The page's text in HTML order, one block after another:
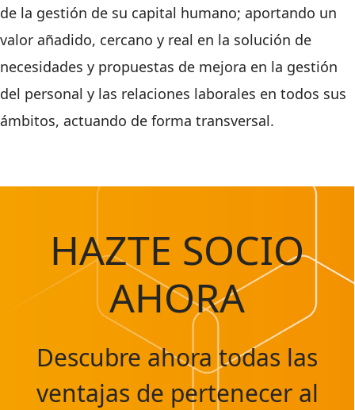
de la gestión de su capital humano; aportando un
valor añadido, cercano y real en la solución de
necesidades y propuestas de mejora en la gestión
del personal y las relaciones laborales en todos sus
ámbitos, actuando de forma transversal.
HAZTE SOCIO
AHORA
Descubre ahora todas las
ventajas de pertenecer al